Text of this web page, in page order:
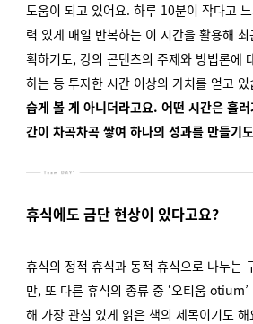
도움이 되고 있어요. 하루 10분이 작다고
력 있게 매일 반복하는 이 시간을 활용해
획하기도, 강의 콘텐츠의 주제와 방법론에
하는 등 투자한 시간 이상의 가치를 얻고 있
습게 볼 게 아니더라고요. 어떤 시간은 흘
간이 차곡차곡 쌓여 하나의 성과를 만들기
휴식에도 금단 현상이 있다고요?
휴식의 정적 휴식과 동적 휴식으로 나누는
만, 또 다른 휴식의 종류 중 ‘오티움
해 가장 관심 있게 읽은 책의 제목이기도